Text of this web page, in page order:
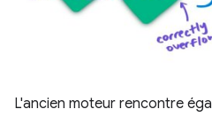
L'ancien moteur rencontre